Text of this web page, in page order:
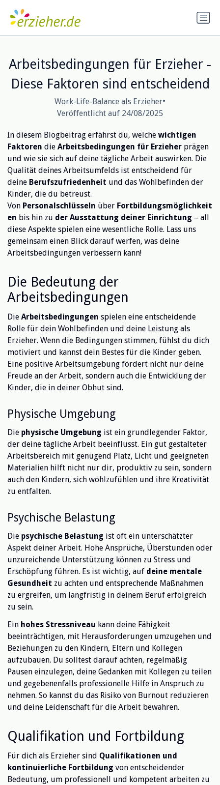
Arbeitsbedingungen für Erzieher -
Diese Faktoren sind entscheidend
Work-Life-Balance als Erzieher•
Veröffentlicht auf 24/08/2025
In diesem Blogbeitrag erfährst du, welche wichtigen
Faktoren die Arbeitsbedingungen für Erzieher prägen
und wie sie sich auf deine tägliche Arbeit auswirken. Die
Qualität deines Arbeitsumfelds ist entscheidend für
deine Berufszufriedenheit und das Wohlbefinden der
Kinder, die du betreust.
Von Personalschlüsseln über Fortbildungsmöglichkeit
en bis hin zu der Ausstattung deiner Einrichtung – all
diese Aspekte spielen eine wesentliche Rolle. Lass uns
gemeinsam einen Blick darauf werfen, was deine
Arbeitsbedingungen verbessern kann!
Die Bedeutung der
Arbeitsbedingungen
Die Arbeitsbedingungen spielen eine entscheidende
Rolle für dein Wohlbefinden und deine Leistung als
Erzieher. Wenn die Bedingungen stimmen, fühlst du dich
motiviert und kannst dein Bestes für die Kinder geben.
Eine positive Arbeitsumgebung fördert nicht nur deine
Freude an der Arbeit, sondern auch die Entwicklung der
Kinder, die in deiner Obhut sind.
Physische Umgebung
Die physische Umgebung ist ein grundlegender Faktor,
der deine tägliche Arbeit beeinflusst. Ein gut gestalteter
Arbeitsbereich mit genügend Platz, Licht und geeigneten
Materialien hilft nicht nur dir, produktiv zu sein, sondern
auch den Kindern, sich wohlzufühlen und ihre Kreativität
zu entfalten.
Psychische Belastung
Die psychische Belastung ist oft ein unterschätzter
Aspekt deiner Arbeit. Hohe Ansprüche, Überstunden oder
unzureichende Unterstützung können zu Stress und
Erschöpfung führen. Es ist wichtig, auf deine mentale
Gesundheit zu achten und entsprechende Maßnahmen
zu ergreifen, um langfristig in deinem Beruf erfolgreich
zu sein.
Ein hohes Stressniveau kann deine Fähigkeit
beeinträchtigen, mit Herausforderungen umzugehen und
Beziehungen zu den Kindern, Eltern und Kollegen
aufzubauen. Du solltest darauf achten, regelmäßig
Pausen einzulegen, deine Gedanken mit Kollegen zu teilen
und gegebenenfalls professionelle Hilfe in Anspruch zu
nehmen. So kannst du das Risiko von Burnout reduzieren
und deine Leidenschaft für die Arbeit bewahren.
Qualifikation und Fortbildung
Für dich als Erzieher sind Qualifikationen und
kontinuierliche Fortbildung von entscheidender
Bedeutung, um professionell und kompetent arbeiten zu